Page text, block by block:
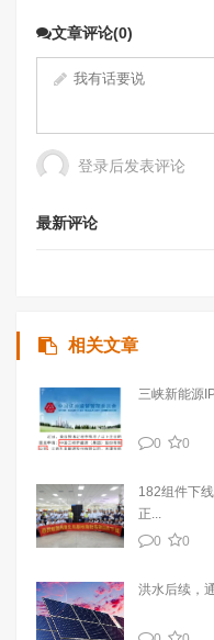
文章评论(0)
登录后发表评论
最新评论
相关文章
三峡新能源
0 0
182组件下
正...
0
0
洪水后续，